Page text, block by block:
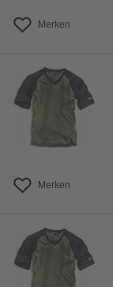
Merken
Merken